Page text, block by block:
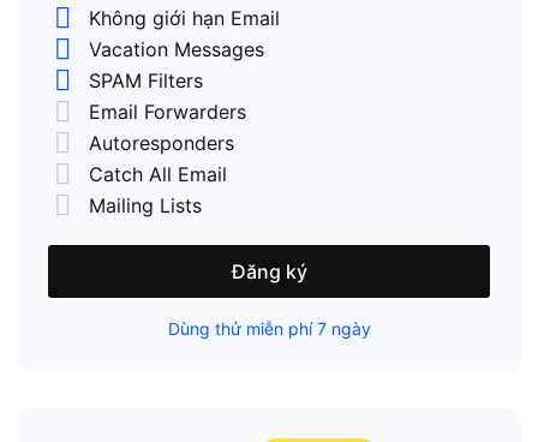
Không giới hạn Email
Vacation Messages
SPAM Filters
Email Forwarders
Autoresponders
Catch All Email
Mailing Lists
Đăng ký
Dùng thử miễn phí 7 ngày